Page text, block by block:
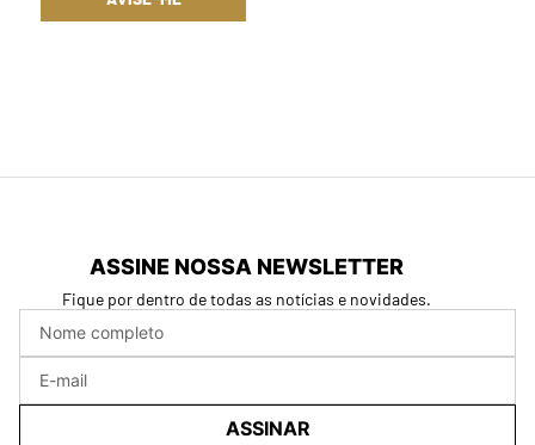
ASSINE NOSSA NEWSLETTER
Fique por dentro de todas as notícias e novidades.
ASSINAR